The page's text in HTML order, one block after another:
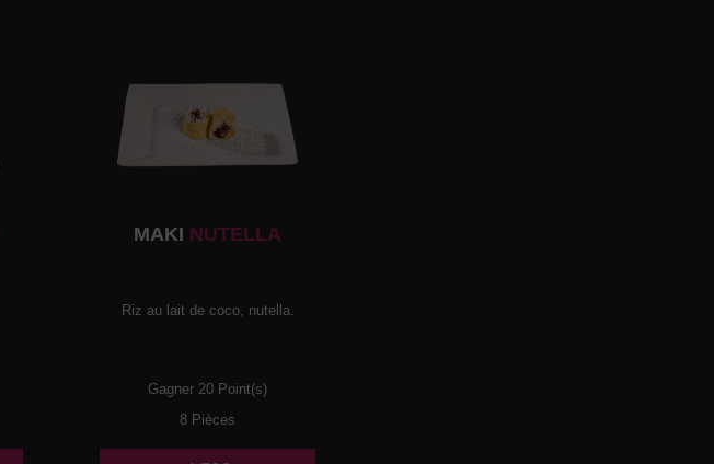
MAKI NUTELLA
Riz au lait de coco, nutella.
Gagner 20 Point(s)
8 Pièces